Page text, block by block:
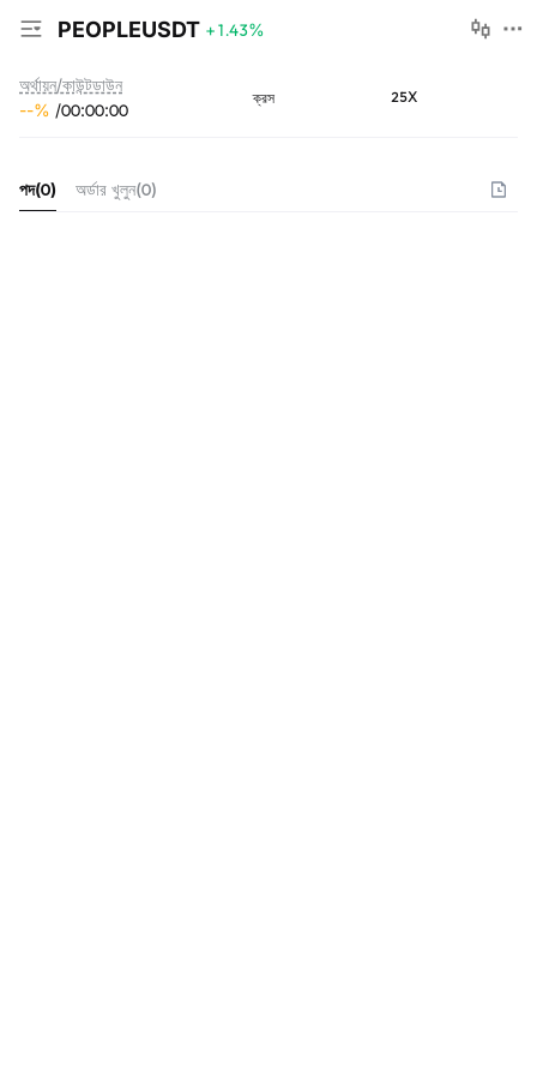
PEOPLEUSDT +1.43%
অর্থায়ন/কাউন্টডাউন
--% /00:00:00
ক্রস 25X
পদ(0) অর্ডার খুলুন(0)